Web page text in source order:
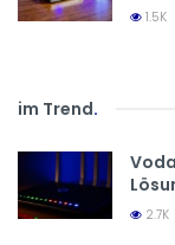
1.5K
im Trend.
2.7K